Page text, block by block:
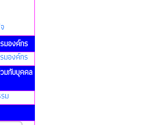
มองค์กร
มองค์กร
มกับบุคคล
ม